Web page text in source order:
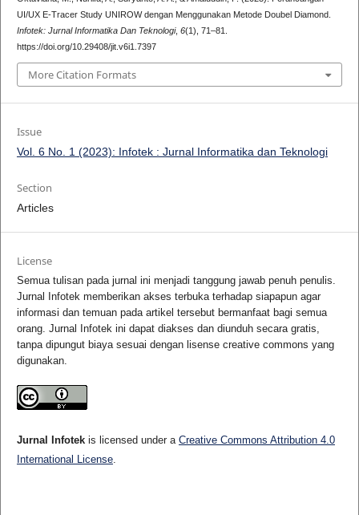
UI/UX E-Tracer Study UNIROW dengan Menggunakan Metode Doubel Diamond.
Infotek: Jurnal Informatika Dan Teknologi, 6(1), 71–81.
https://doi.org/10.29408/jit.v6i1.7397
More Citation Formats
Issue
Vol. 6 No. 1 (2023): Infotek : Jurnal Informatika dan Teknologi
Section
Articles
License
Semua tulisan pada jurnal ini menjadi tanggung jawab penuh penulis.
Jurnal Infotek memberikan akses terbuka terhadap siapapun agar
informasi dan temuan pada artikel tersebut bermanfaat bagi semua
orang. Jurnal Infotek ini dapat diakses dan diunduh secara gratis,
tanpa dipungut biaya sesuai dengan lisense creative commons yang
digunakan.
Jurnal Infotekis licensed under a Creative Commons Attribution 4.0
International License.